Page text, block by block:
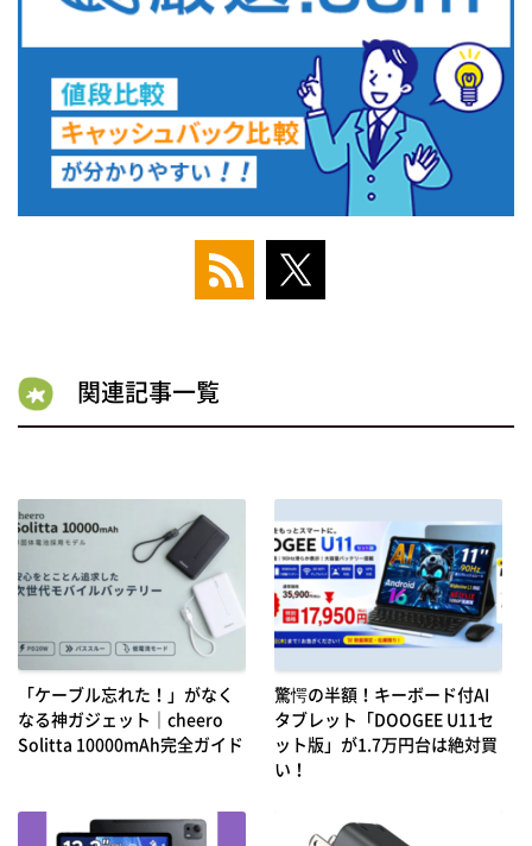
関連記事一覧
「ケーブル忘れた！」がなく
なる神ガジェット｜cheero
Solitta 10000mAh完全ガイド
驚愕の半額！キーボード付AI
タブレット「DOOGEE U11セ
ット版」が1.7万円台は絶対買
い！